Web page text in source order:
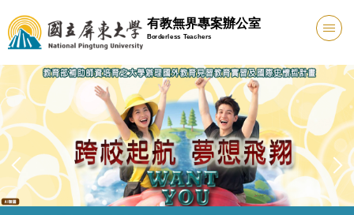
到
主
要
內
容
區
有教無界專案辦公室
Borderless Teachers